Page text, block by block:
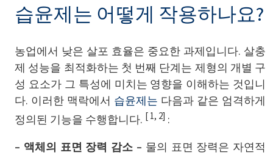
습윤제는 어떻게 작용하나요?
농업에서 낮은 살포 효율은 중요한 과제입니다. 살충
제 성능을 최적화하는 첫 번째 단계는 제형의 개별 구
성 요소가 그 특성에 미치는 영향을 이해하는 것입니
다. 이러한 맥락에서 습윤제는 다음과 같은 엄격하게
정의된 기능을 수행합니다. [ 1, 2] :
– 액체의 표면 장력 감소 – 물의 표면 장력은 자연적